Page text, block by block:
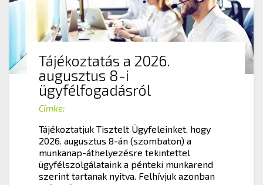
Tájékoztatás a 2026.
augusztus 8-i
ügyfélfogadásról
Címke:
Tájékoztatjuk Tisztelt Ügyfeleinket, hogy
2026. augusztus 8-án (szombaton) a
munkanap-áthelyezésre tekintettel
ügyfélszolgálataink a pénteki munkarend
szerint tartanak nyitva. Felhívjuk azonban